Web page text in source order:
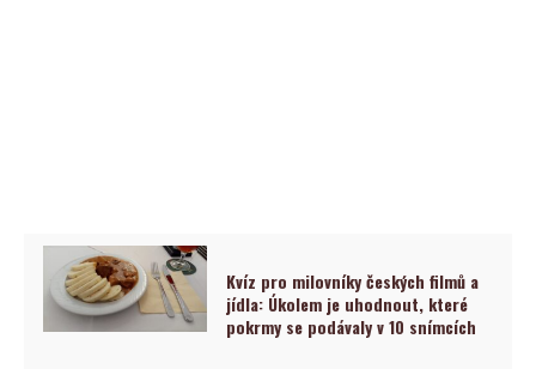
Kvíz pro milovníky českých filmů a
jídla: Úkolem je uhodnout, které
pokrmy se podávaly v 10 snímcích